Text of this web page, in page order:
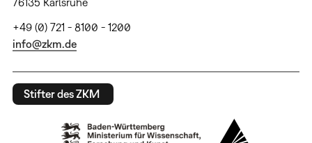
+49 (0) 721 - 8100 - 1200
info@zkm.de
Stifter des ZKM